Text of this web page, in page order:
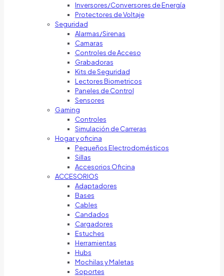
Inversores/Conversores de Energía
Protectores de Voltaje
Seguridad
Alarmas/Sirenas
Camaras
Controles de Acceso
Grabadoras
Kits de Seguridad
Lectores Biometricos
Paneles de Control
Sensores
Gaming
Controles
Simulación de Carreras
Hogar y oficina
Pequeños Electrodomésticos
Sillas
Accesorios Oficina
ACCESORIOS
Adaptadores
Bases
Cables
Candados
Cargadores
Estuches
Herramientas
Hubs
Mochilas y Maletas
Soportes